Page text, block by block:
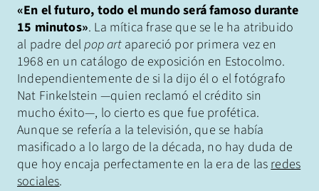
«En el futuro, todo el mundo será famoso durante
15 minutos». La mítica frase que se le ha atribuido
al padre delpop art apareció por primera vez en
1968 en un catálogo de exposición en Estocolmo.
Independientemente de si la dijo él o el fotógrafo
Nat Finkelstein —quien reclamó el crédito sin
mucho éxito—, lo cierto es que fue profética.
Aunque se refería a la televisión, que se había
masificado a lo largo de la década, no hay duda de
que hoy encaja perfectamente en la era de las redes
sociales.